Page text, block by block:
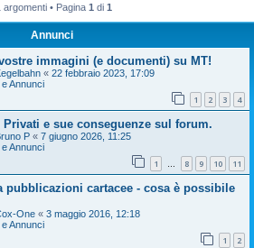
argomenti • Pagina 1 di 1
Annunci
immagini (e documenti) su MT!
« 22 febbraio 2023, 17:09
Annunci
1 2 3 4
Privati e sue conseguenze sul forum.
P « 7 giugno 2026, 11:25
Annunci
1 … 8 9 10 11
pubblicazioni cartacee - cosa è possibile
One « 3 maggio 2016, 12:18
Annunci
1 2